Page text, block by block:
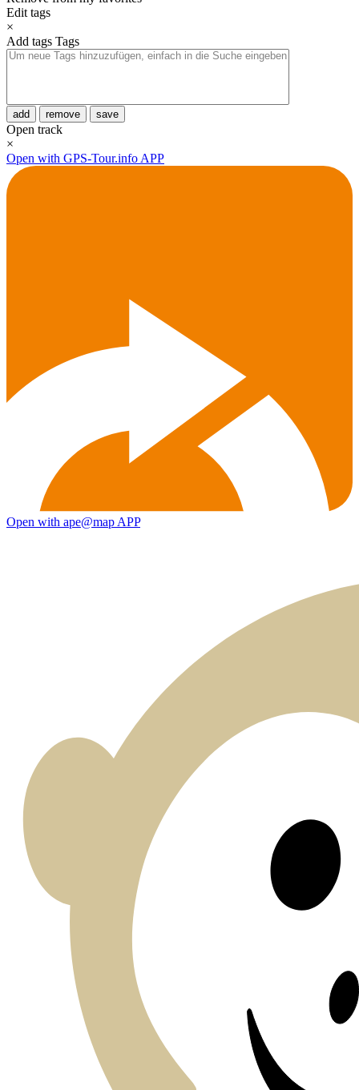
Edit tags
×
Add tags Tags
add remove save
Open track
×
Open with GPS-Tour.info APP
Open with ape@map APP